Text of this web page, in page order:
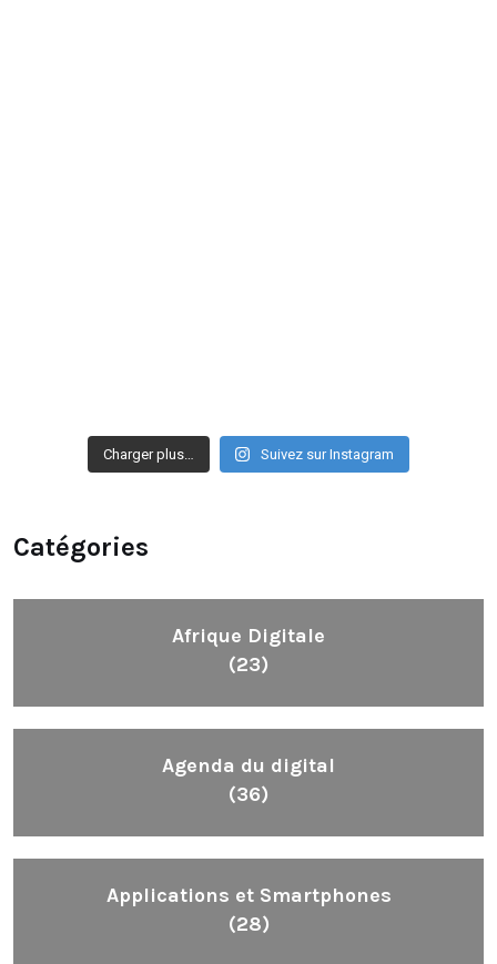
Charger plus… Suivez sur Instagram
Catégories
Afrique Digitale
(23)
Agenda du digital
(36)
Applications et Smartphones
(28)